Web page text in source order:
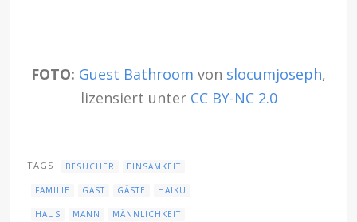
FOTO: Guest Bathroom von slocumjoseph,
lizensiert unter CC BY-NC 2.0
TAGS BESUCHER EINSAMKEIT
FAMILIE GAST GÄSTE HAIKU
HAUS MANN MÄNNLICHKEIT